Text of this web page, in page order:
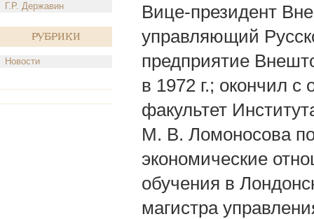
Г.Р. Державин
Рубрики
Новости
Вице-президент
управляющий
предприятие
в 1972 г.; окончил
факультет
М. В. Ломоносова
экономические
обучения в
магистра